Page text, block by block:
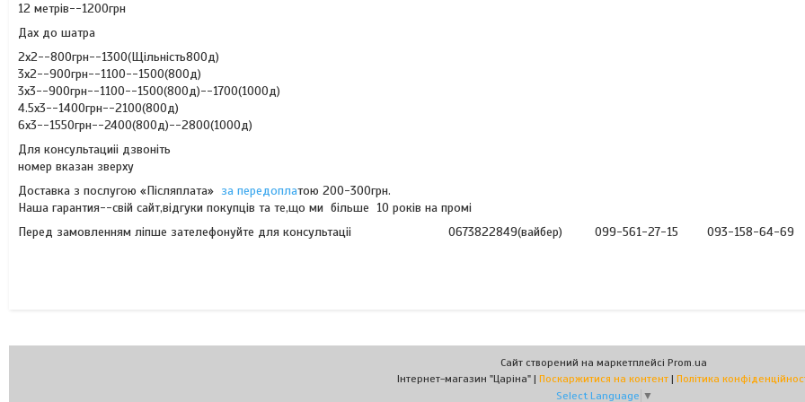
12 метрів--1200грн
Дах до шатра
2х2--800грн--1300(Щільність800д)
3х2--900грн--1100--1500(800д)
3х3--900грн--1100--1500(800д)--1700(1000д)
4.5х3--1400грн--2100(800д)
6х3--1550грн--2400(800д)--2800(1000д)
Для консультациіі дзвоніть
номер вказан зверху
Доставка з послугою «Післяплата» за передоплатою 200-300грн.
Наша гарантия--свій сайт,відгуки покупців та те,що ми більше 10 років на промі
Перед замовленням ліпше зателефонуйте для консультаціі 0673822849(вайбер) 099-561-27-15 093-158-64-69
Сайт створений на маркетплейсі Prom.ua
Інтернет-магазин "Царіна" | Поскаржитися на контент | Політика
Select Language ▼